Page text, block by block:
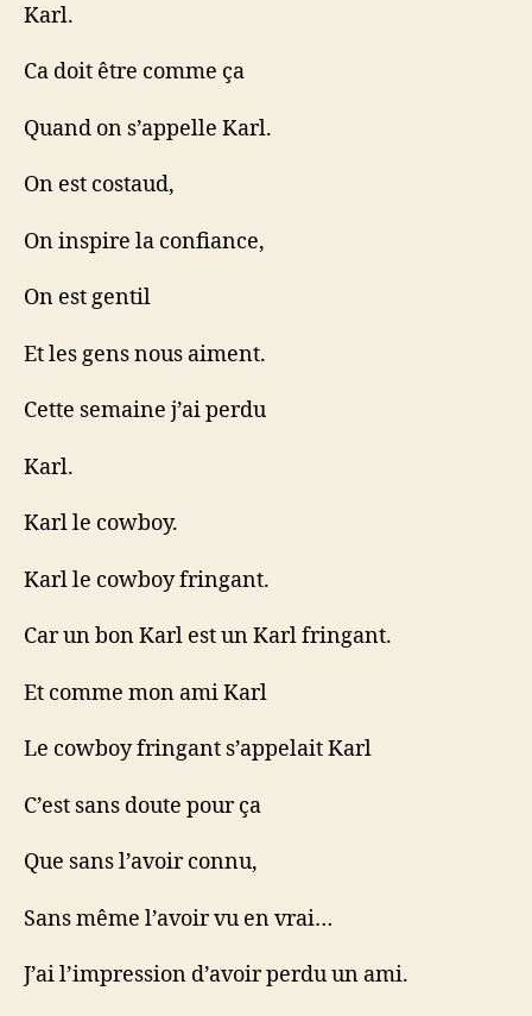
Karl.
Ca doit être comme ça
Quand on s’appelle Karl.
On est costaud,
On inspire la confiance,
On est gentil
Et les gens nous aiment.
Cette semaine j’ai perdu
Karl.
Karl le cowboy.
Karl le cowboy fringant.
Car un bon Karl est un Karl fringant.
Et comme mon ami Karl
Le cowboy fringant s’appelait Karl
C’est sans doute pour ça
Que sans l’avoir connu,
Sans même l’avoir vu en vrai…
J’ai l’impression d’avoir perdu un ami.